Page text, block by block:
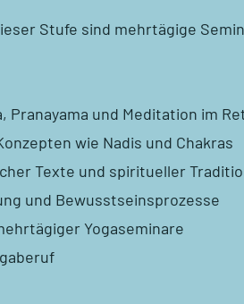
Stufe sind mehrtägige
Pranayama und Meditation im
wie Nadis und Chakras
Texte und spiritueller
und Bewusstseinsprozesse
Yogaseminare